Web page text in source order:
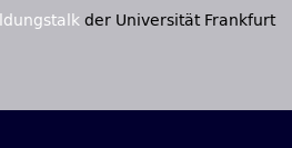
der Universität Frankfurt